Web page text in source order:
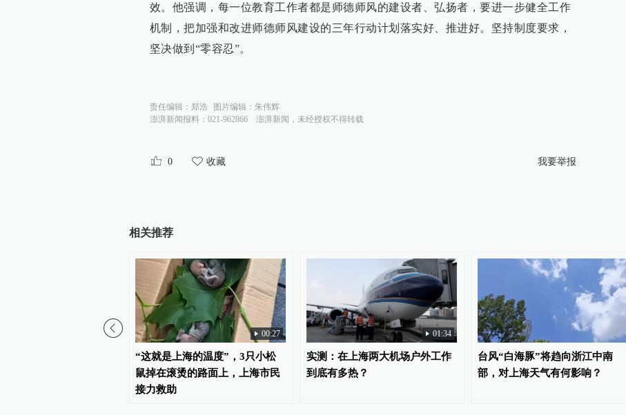
效。他强调，每一位教育工作者都是师德师风的建设者、弘扬者，要进一步健全工作
机制，把加强和改进师德师风建设的三年行动计划落实好、推进好。坚持制度要求，
坚决做到“零容忍”。
责任编辑： 郑浩 图片编辑： 朱伟辉
澎湃新闻报料：021-962866
澎湃新闻，未经授权不得转载
0 收藏 我要举报
相关推荐
00:27
“这就是上海的温度”，3只小松
鼠掉在滚烫的路面上，上海市民
接力救助
01:34
实测：在上海两大机场户外工作
到底有多热？
台风“白海豚”将趋向浙江中南
部，对上海天气有何影响？